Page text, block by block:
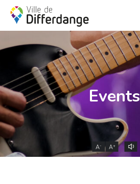
Events
A- A+